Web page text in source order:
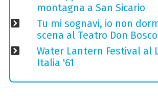
montagna a San Sicario
Tu mi sognavi, io non
scena al Teatro Don Bosco
Water Lantern Festival al
Italia '61